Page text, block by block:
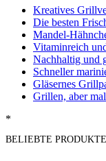
Kreatives
Die besten
Mandel-
Vitaminreich
Nachhaltig und
Schneller
Gläsernes
Grillen, aber
*
BELIEBTE PRODUKTE